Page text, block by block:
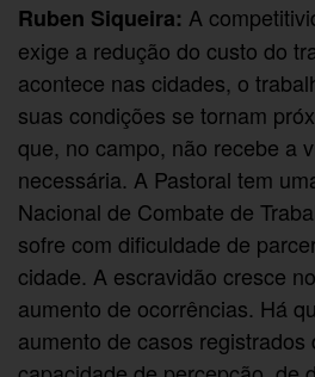
Ruben Siqueira:A
exige a redução do custo do
acontece nas cidades, o
suas condições se tornam
que, no campo, não recebe a
necessária. A Pastoral tem
Nacional de Combate de
sofre com dificuldade de
cidade. A escravidão cresce
aumento de ocorrências. Há
aumento de casos registrados